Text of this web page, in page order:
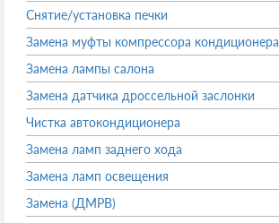
Снятие/установка печки
Замена муфты компрессора кондиционера
Замена лампы салона
Замена датчика дроссельной заслонки
Чистка автокондиционера
Замена ламп заднего хода
Замена ламп освещения
Замена (ДМРВ)